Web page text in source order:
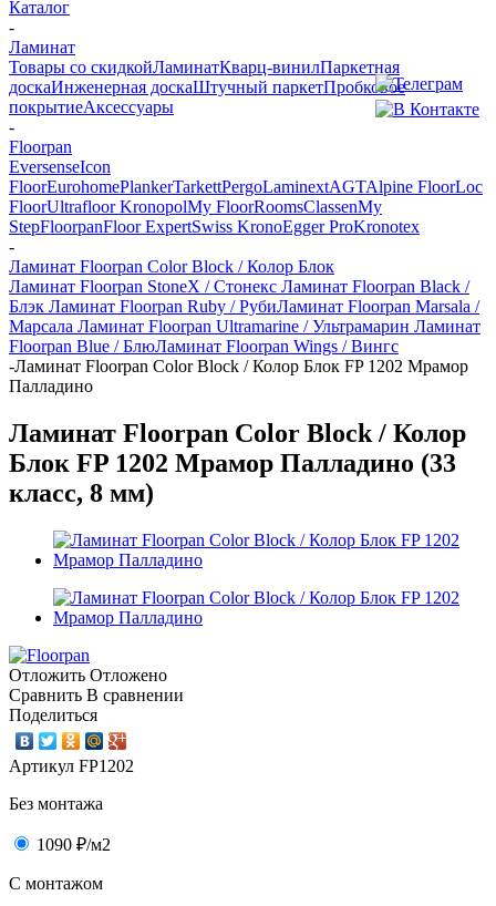
Каталог
-
Ламинат
Товары со скидкойЛаминатКварц-винилПаркетная
доскаИнженерная доскаШтучный паркетПробковое
покрытиеАксессуары
-
Floorpan
EversenseIcon
FloorEurohomePlankerTarkettPergoLaminextAGTAlpine FloorLoc
FloorUltrafloorKronopolMy FloorRoomsClassenMy
StepFloorpanFloor ExpertSwiss KronoEgger ProKronotex
-
Ламинат Floorpan Color Block / Колор Блок
Ламинат Floorpan StoneX / Стонекс Ламинат Floorpan Black /
Блэк Ламинат Floorpan Ruby / РубиЛаминат Floorpan Marsala /
Марсала Ламинат Floorpan Ultramarine / Ультрамарин Ламинат
Floorpan Blue / БлюЛаминат Floorpan Wings / Вингс
-Ламинат Floorpan Color Block / Колор Блок FP 1202 Мрамор
Палладино
Ламинат Floorpan Color Block / Колор
Блок FP 1202 Мрамор Палладино (33
класс, 8 мм)
Отложить Отложено
Сравнить В сравнении
Поделиться
Артикул FP1202
Без монтажа
1090 ₽/м2
C монтажом